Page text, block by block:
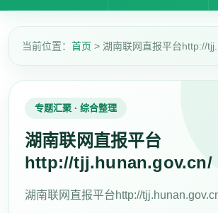
当前位置： 首页 > 湖南联网直报平台http://
专题汇聚 · 综合整理
湖南联网直报平台
http://tjj.hunan.gov.cn/
湖南联网直报平台http://